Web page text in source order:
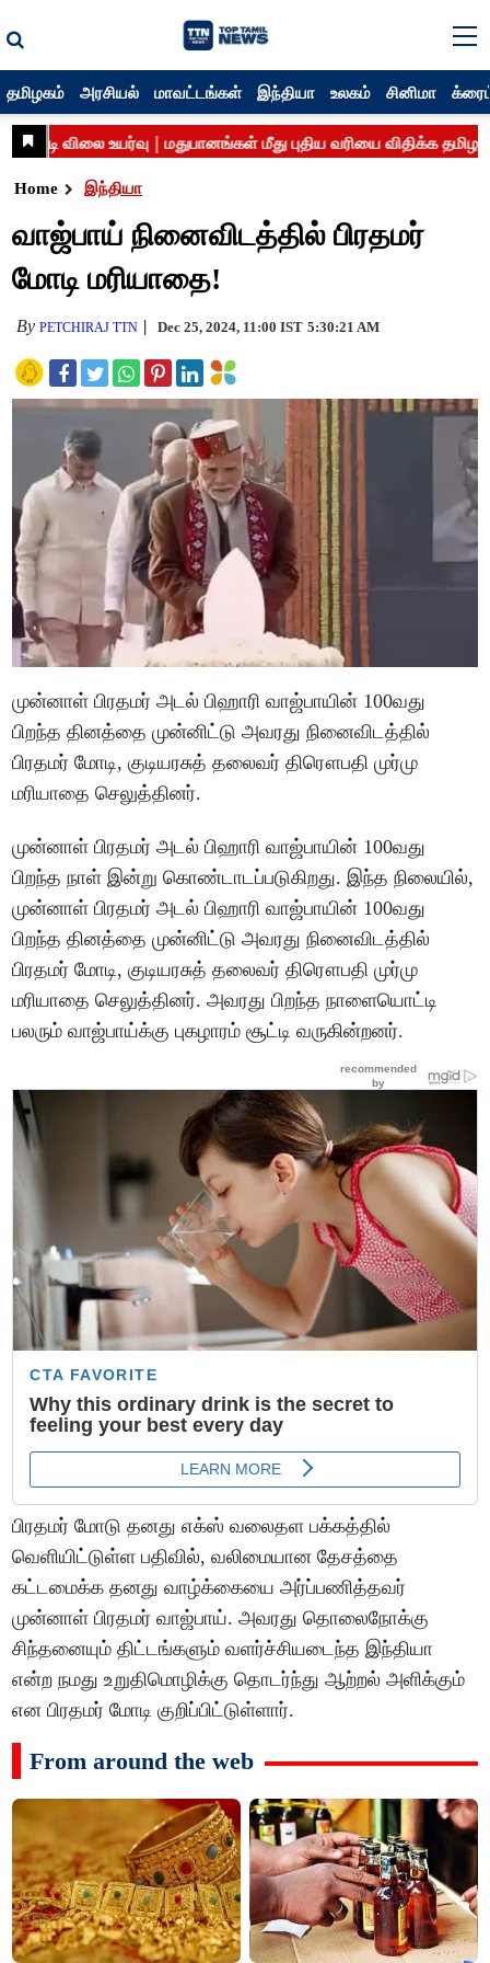
தமிழகம் அரசியல் மாவட்டங்கள் இந்தியா உலகம் சினிமா
Home இந்தியா
வாஜ்பாய் நினைவிடத்தில் பிரதமர்
மோடி மரியாதை!
ByPETCHIRAJ TTN Dec 25, 2024, 11:00 IST 5:30:21 AM
முன்னாள் பிரதமர் அடல் பிஹாரி வாஜ்பாயின் 100வது
பிறந்த தினத்தை முன்னிட்டு அவரது நினைவிடத்தில்
பிரதமர் மோடி, குடியரசுத் தலைவர் திரௌபதி முர்மு
மரியாதை செலுத்தினர்.
முன்னாள் பிரதமர் அடல் பிஹாரி வாஜ்பாயின் 100வது
பிறந்த நாள் இன்று கொண்டாடப்படுகிறது. இந்த நிலையில்,
முன்னாள் பிரதமர் அடல் பிஹாரி வாஜ்பாயின் 100வது
பிறந்த தினத்தை முன்னிட்டு அவரது நினைவிடத்தில்
பிரதமர் மோடி, குடியரசுத் தலைவர் திரௌபதி முர்மு
மரியாதை செலுத்தினர். அவரது பிறந்த நாளையொட்டி
பலரும் வாஜ்பாய்க்கு புகழாரம் சூட்டி வருகின்றனர்.
பிரதமர் மோடு தனது எக்ஸ் வலைதள பக்கத்தில்
வெளியிட்டுள்ள பதிவில், வலிமையான தேசத்தை
கட்டமைக்க தனது வாழ்க்கையை அர்ப்பணித்தவர்
முன்னாள் பிரதமர் வாஜ்பாய். அவரது தொலைநோக்கு
சிந்தனையும் திட்டங்களும் வளர்ச்சியடைந்த இந்தியா
என்ற நமது உறுதிமொழிக்கு தொடர்ந்து ஆற்றல் அளிக்கும்
என பிரதமர் மோடி குறிப்பிட்டுள்ளார்.
From around the web